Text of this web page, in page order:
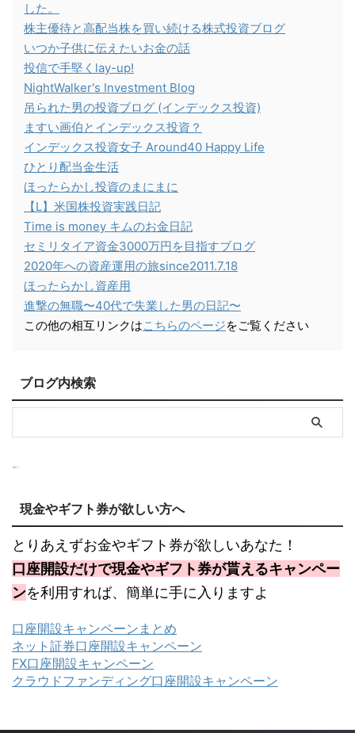
した。
株主優待と高配当株を買い続ける株式投資ブログ
いつか子供に伝えたいお金の話
投信で手堅くlay-up!
NightWalker's Investment Blog
吊られた男の投資ブログ (インデックス投資)
ますい画伯とインデックス投資？
インデックス投資女子 Around40 Happy Life
ひとり配当金生活
ほったらかし投資のまにまに
【L】米国株投資実践日記
Time is money キムのお金日記
セミリタイア資金3000万円を目指すブログ
2020年への資産運用の旅since2011.7.18
ほったらかし資産用
進撃の無職〜40代で失業した男の日記〜
この他の相互リンクはこちらのページをご覧ください
ブログ内検索
現金やギフト券が欲しい方へ
とりあえずお金やギフト券が欲しいあなた！
口座開設だけで現金やギフト券が貰えるキャンペー
ンを利用すれば、簡単に手に入りますよ
口座開設キャンペーンまとめ
ネット証券口座開設キャンペーン
FX口座開設キャンペーン
クラウドファンディング口座開設キャンペーン